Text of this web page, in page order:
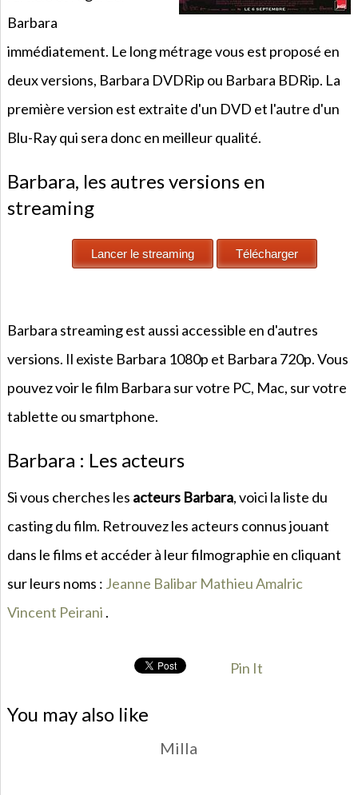
Barbara
immédiatement. Le long métrage vous est proposé en
deux versions, Barbara DVDRip ou Barbara BDRip. La
première version est extraite d'un DVD et l'autre d'un
Blu-Ray qui sera donc en meilleur qualité.
Barbara, les autres versions en
streaming
Barbara streaming est aussi accessible en d'autres
versions. Il existe Barbara 1080p et Barbara 720p. Vous
pouvez voir le film Barbara sur votre PC, Mac, sur votre
tablette ou smartphone.
Barbara : Les acteurs
Si vous cherches les acteurs Barbara, voici la liste du
casting du film. Retrouvez les acteurs connus jouant
dans le films et accéder à leur filmographie en cliquant
sur leurs noms : Jeanne Balibar Mathieu Amalric
Vincent Peirani .
Pin It
You may also like
Milla